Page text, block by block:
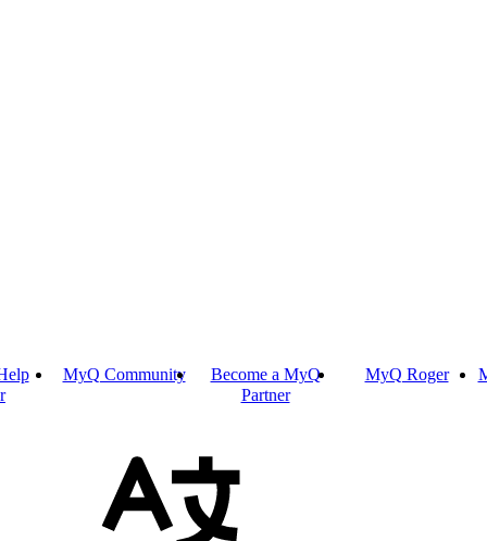
MyQ Community
Become a MyQ
Partner
MyQ Roger